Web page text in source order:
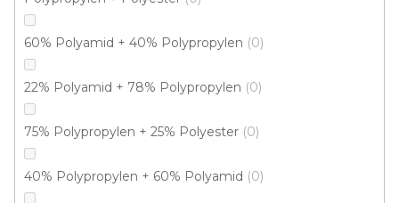
60% Polyamid + 40% Polypropylen 0
22% Polyamid + 78% Polypropylen 0
75% Polypropylen + 25% Polyester 0
40% Polypropylen + 60% Polyamid 0
5 m 4 m